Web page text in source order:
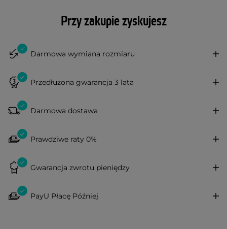
Przy zakupie zyskujesz
Darmowa wymiana rozmiaru
Przedłużona gwarancja 3 lata
Darmowa dostawa
Prawdziwe raty 0%
Gwarancja zwrotu pieniędzy
PayU Płacę Później